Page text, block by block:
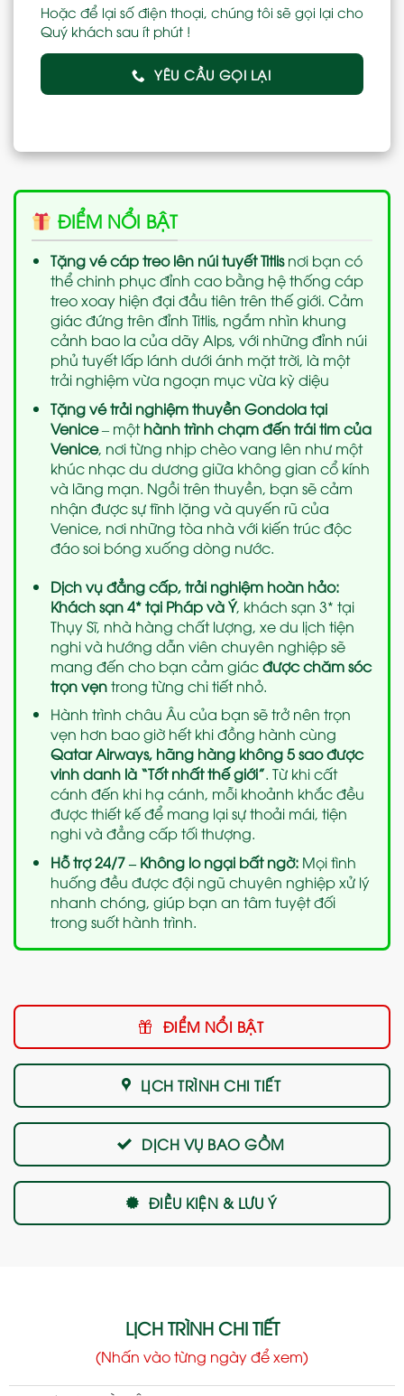
Hoặc để lại số điện thoại, chúng tôi sẽ gọi lại cho
Quý khách sau ít phút !
YÊU CẦU GỌI LẠI
ĐIỂM NỔI BẬT
Tặng vé cáp treo lên núi tuyết Titlisnơi bạn có
thể chinh phục đỉnh cao bằng hệ thống cáp
treo xoay hiện đại đầu tiên trên thế giới. Cảm
giác đứng trên đỉnh Titlis, ngắm nhìn khung
cảnh bao la của dãy Alps, với những đỉnh núi
phủ tuyết lấp lánh dưới ánh mặt trời, là một
trải nghiệm vừa ngoạn mục vừa kỳ diệu
Tặng vé trải nghiệm thuyền Gondola tại
Venice– mộthành trình chạm đến trái tim của
Venice, nơi từng nhịp chèo vang lên như một
khúc nhạc du dương giữa không gian cổ kính
và lãng mạn. Ngồi trên thuyền, bạn sẽ cảm
nhận được sự tĩnh lặng và quyến rũ của
Venice, nơi những tòa nhà với kiến trúc độc
đáo soi bóng xuống dòng nước.
Dịch vụ đẳng cấp, trải nghiệm hoàn hảo:
Khách sạn 4* tại Pháp và Ý, khách sạn 3* tại
Thụy Sĩ, nhà hàng chất lượng, xe du lịch tiện
nghi và hướng dẫn viên chuyên nghiệp sẽ
mang đến cho bạn cảm giácđược chăm sóc
trọn vẹntrong từng chi tiết nhỏ.
Hành trình châu Âu của bạn sẽ trở nên trọn
vẹn hơn bao giờ hết khi đồng hành cùng
Qatar Airways, hãng hàng không 5 sao được
vinh danh là “Tốt nhất thế giới”. Từ khi cất
cánh đến khi hạ cánh, mỗi khoảnh khắc đều
được thiết kế để mang lại sự thoải mái, tiện
nghi và đẳng cấp tối thượng.
Hỗ trợ 24/7 – Không lo ngại bất ngờ: Mọi tình
huống đều được đội ngũ chuyên nghiệp xử lý
nhanh chóng, giúp bạn an tâm tuyệt đối
trong suốt hành trình.
LỊCH TRÌNH CHI TIẾT
(Nhấn vào từng ngày để xem)
ĐIỂM NỔI BẬT
LỊCH TRÌNH CHI TIẾT
DỊCH VỤ BAO GỒM
ĐIỀU KIỆN & LƯU Ý